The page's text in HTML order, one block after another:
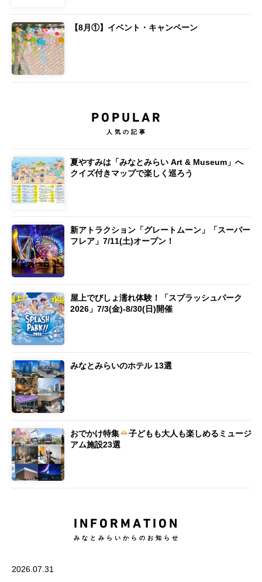
【8月①】イベント・キャンペーン
POPULAR
人気の記事
夏やすみは「みなとみらい Art & Museum」へ
クイズ付きマップで楽しく巡ろう
新アトラクション「グレートムーン」「スーパー
フレア」7/11(土)オープン！
屋上でびしょ濡れ体験！「スプラッシュパーク
2026」7/3(金)-8/30(日)開催
みなとみらいのホテル 13選
おでかけ特集
子どもも大人も楽しめるミュージ
アム施設23選
INFORMATION
みなとみらいからのお知らせ
2026.07.31